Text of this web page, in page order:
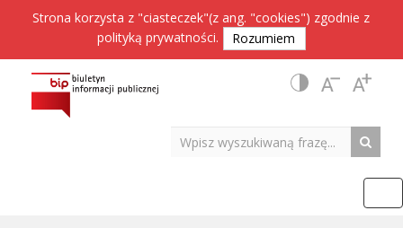
Strona korzysta z "ciasteczek"(z ang. "cookies") zgodnie z
polityką prywatności. Rozumiem